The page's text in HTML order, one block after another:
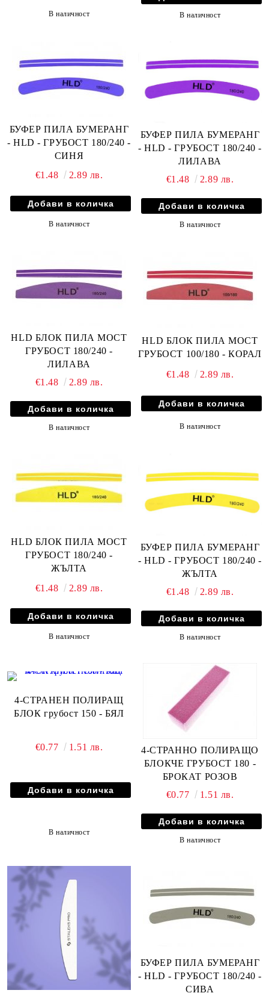
В наличност В наличност
БУФЕР ПИЛА БУМЕРАНГ
- HLD - ГРУБОСТ 180/240 -
СИНЯ
€1.48
2.89 лв.
В наличност
БУФЕР ПИЛА БУМЕРАНГ
- HLD - ГРУБОСТ 180/240 -
ЛИЛАВА
€1.48
2.89 лв.
В наличност
HLD БЛОК ПИЛА МОСТ
ГРУБОСТ 180/240 -
ЛИЛАВА
€1.48
2.89 лв.
В наличност
HLD БЛОК ПИЛА МОСТ
ГРУБОСТ 100/180 - КОРАЛ
€1.48 2.89 лв.
В наличност
HLD БЛОК ПИЛА МОСТ
ГРУБОСТ 180/240 -
ЖЪЛТА
€1.48
2.89 лв.
В наличност
БУФЕР ПИЛА БУМЕРАНГ
- HLD - ГРУБОСТ 180/240 -
ЖЪЛТА
€1.48
2.89 лв.
В наличност
4-СТРАНЕН ПОЛИРАЩ
БЛОК грубост 150 - БЯЛ
€0.77 1.51 лв.
В наличност
4-СТРАННО ПОЛИРАЩО
БЛОКЧЕ ГРУБОСТ 180 -
БРОКАТ РОЗОВ
€0.77
1.51 лв.
В наличност
БУФЕР ПИЛА БУМЕРАНГ
- HLD - ГРУБОСТ 180/240 -
СИВА